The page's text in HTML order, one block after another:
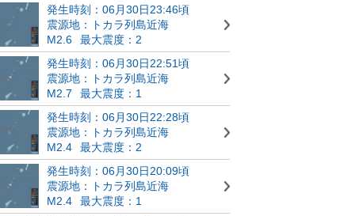
発生時刻：06月30日23:46頃
震源地：トカラ列島近海
M2.6
最大震度：2
発生時刻：06月30日22:51頃
震源地：トカラ列島近海
M2.7
最大震度：1
発生時刻：06月30日22:28頃
震源地：トカラ列島近海
M2.4
最大震度：2
発生時刻：06月30日20:09頃
震源地：トカラ列島近海
M2.4
最大震度：1